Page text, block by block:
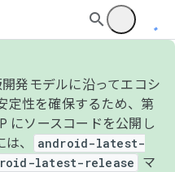
発モデルに沿ってエコシ
定性を確保するため、第
にソースコードを公開し
、
android-latest-
latest-release
マ